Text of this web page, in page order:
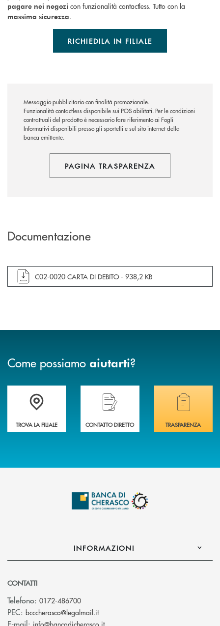
pagare nei negozi con funzionalità contactless. Tutto con la
massima sicurezza.
RICHIEDILA IN FILIALE
Messaggio pubblicitario con finalità promozionale.
Funzionalità contactless disponibile sui POS abilitati. Per le condizioni
contrattuali del prodotto è necessario fare riferimento ai Fogli
Informativi disponibili presso gli sportelli e sul sito internet della
banca emittente.
PAGINA TRASPARENZA
Documentazione
apre documento in una nuova finestra
C02-0020 CARTA DI DEBITO - 938,2 KB
Come possiamo aiutarti?
Accedi all' elenco completo delle filiali .
TROVA LA FILIALE
Hai bisogno di assistenza immediata?
CONTATTO DIRETTO
Hai bisogno di
TRASPARENZA
INFORMAZIONI
CONTATTI
Telefono: 0172-486700
PEC: bcccherasco@legalmail.it(si apre l’app di posta elettronica)
E-mail: info@bancadicherasco.it(si apre l’app di posta elettronica)